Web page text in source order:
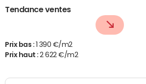
Tendance ventes
Prix bas :
1 390 €/m2
Prix haut :2 622 €/m2